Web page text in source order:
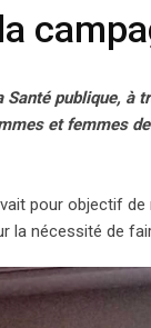
Santé publique, à
et femmes
pour objectif
la nécessité de